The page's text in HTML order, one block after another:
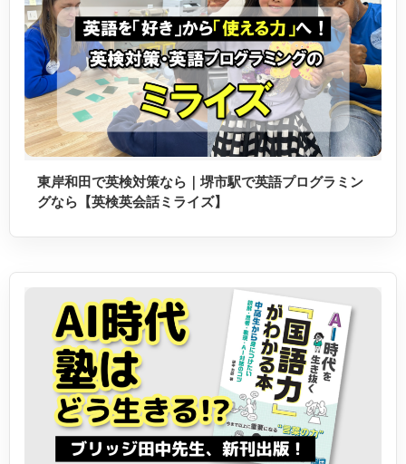
東岸和田で英検対策なら｜堺市駅で英語プログラミン
グなら【英検英会話ミライズ】